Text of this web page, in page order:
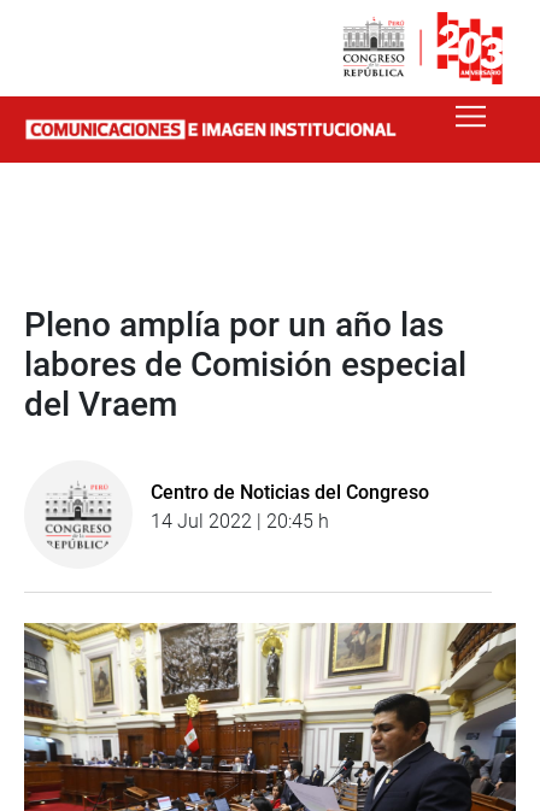
Pleno amplía por un año las
labores de Comisión especial
del Vraem
Centro de Noticias del Congreso
14 Jul 2022 | 20:45 h